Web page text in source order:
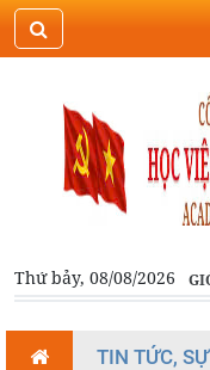
Thứ bảy, 08/08/2026
TIN TỨC,